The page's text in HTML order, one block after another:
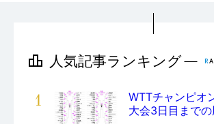
1
WTTチャンピオ
大会3日目までの